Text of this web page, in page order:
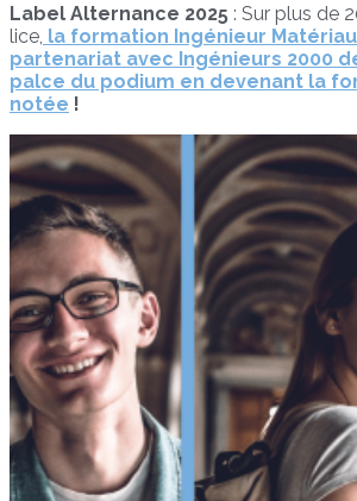
Label Alternance 2025 : Sur plus de
lice, la formation Ingénieur
partenariat avec Ingénieurs 2000
palce du podium en devenant la
notée !